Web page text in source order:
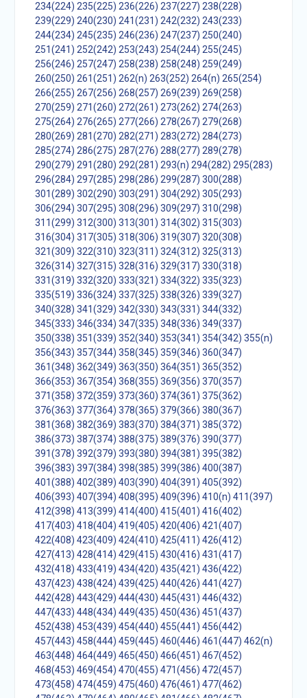
234(224) 235(225) 236(226) 237(227) 238(228)
239(229) 240(230) 241(231) 242(232) 243(233)
244(234) 245(235) 246(236) 247(237) 250(240)
251(241) 252(242) 253(243) 254(244) 255(245)
256(246) 257(247) 258(238) 258(248) 259(249)
260(250) 261(251) 262(n) 263(252) 264(n) 265(254)
266(255) 267(256) 268(257) 269(239) 269(258)
270(259) 271(260) 272(261) 273(262) 274(263)
275(264) 276(265) 277(266) 278(267) 279(268)
280(269) 281(270) 282(271) 283(272) 284(273)
285(274) 286(275) 287(276) 288(277) 289(278)
290(279) 291(280) 292(281) 293(n) 294(282) 295(283)
296(284) 297(285) 298(286) 299(287) 300(288)
301(289) 302(290) 303(291) 304(292) 305(293)
306(294) 307(295) 308(296) 309(297) 310(298)
311(299) 312(300) 313(301) 314(302) 315(303)
316(304) 317(305) 318(306) 319(307) 320(308)
321(309) 322(310) 323(311) 324(312) 325(313)
326(314) 327(315) 328(316) 329(317) 330(318)
331(319) 332(320) 333(321) 334(322) 335(323)
335(519) 336(324) 337(325) 338(326) 339(327)
340(328) 341(329) 342(330) 343(331) 344(332)
345(333) 346(334) 347(335) 348(336) 349(337)
350(338) 351(339) 352(340) 353(341) 354(342) 355(n)
356(343) 357(344) 358(345) 359(346) 360(347)
361(348) 362(349) 363(350) 364(351) 365(352)
366(353) 367(354) 368(355) 369(356) 370(357)
371(358) 372(359) 373(360) 374(361) 375(362)
376(363) 377(364) 378(365) 379(366) 380(367)
381(368) 382(369) 383(370) 384(371) 385(372)
386(373) 387(374) 388(375) 389(376) 390(377)
391(378) 392(379) 393(380) 394(381) 395(382)
396(383) 397(384) 398(385) 399(386) 400(387)
401(388) 402(389) 403(390) 404(391) 405(392)
406(393) 407(394) 408(395) 409(396) 410(n) 411(397)
412(398) 413(399) 414(400) 415(401) 416(402)
417(403) 418(404) 419(405) 420(406) 421(407)
422(408) 423(409) 424(410) 425(411) 426(412)
427(413) 428(414) 429(415) 430(416) 431(417)
432(418) 433(419) 434(420) 435(421) 436(422)
437(423) 438(424) 439(425) 440(426) 441(427)
442(428) 443(429) 444(430) 445(431) 446(432)
447(433) 448(434) 449(435) 450(436) 451(437)
452(438) 453(439) 454(440) 455(441) 456(442)
457(443) 458(444) 459(445) 460(446) 461(447) 462(n)
463(448) 464(449) 465(450) 466(451) 467(452)
468(453) 469(454) 470(455) 471(456) 472(457)
473(458) 474(459) 475(460) 476(461) 477(462)